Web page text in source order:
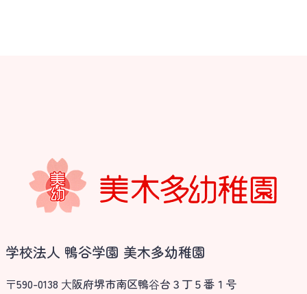
学校法人 鴨谷学園 美木多幼稚園
〒590-0138 ⼤阪府堺市南区鴨⾕台３丁５番１号